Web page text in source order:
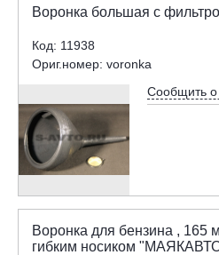
Воронка большая с
Код: 11938
Ориг.номер: voronka
Сообщить о
Воронка для бензина , 165
гибким носиком